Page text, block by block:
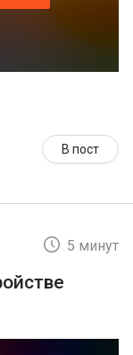
В пост
5 минут